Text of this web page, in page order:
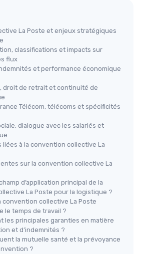
La Poste et enjeux stratégiques
classifications et impacts sur
flux
et performance économique
droit de retrait et continuité de
Télécom, télécoms et spécificités
dialogue avec les salariés et
à la convention collective La
sur la convention collective La
d’application principal de la
La Poste pour la logistique ?
convention collective La Poste
le temps de travail ?
les principales garanties en matière
et d’indemnités ?
la mutuelle santé et la prévoyance
?